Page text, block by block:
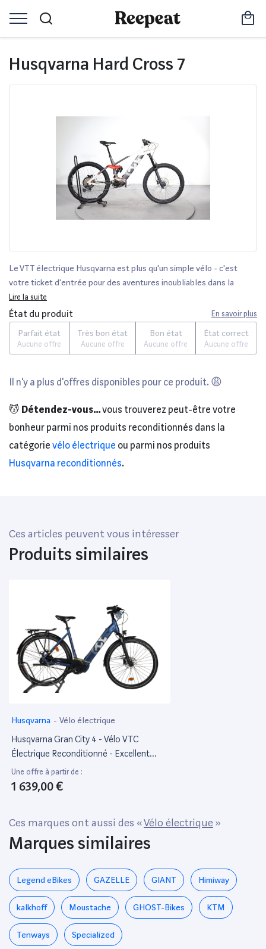
Husqvarna Hard Cross 7
Le VTT électrique Husqvarna est plus qu'un simple vélo - c'est
votre ticket d'entrée pour des aventures inoubliables dans la
nature. Ce puissant VTT électrique a été conçu pour repousser les
limites du tout-terrain et vous offrir une expérience de conduite
incomparable.
Lire la suite
État du produit En savoir plus
Parfait état
Aucune offre
Très bon état
Aucune offre
Bon état
Aucune offre
État correct
Aucune offre
Il n'y a plus d'offres disponibles pour ce produit. 😩
💆 Détendez-vous...vous trouverez peut-être votre
bonheur parmi nos produits reconditionnés dans la
catégorie vélo électrique ou parmi nos produits
Husqvarna reconditionnés.
Ces articles peuvent vous intéresser
Produits similaires
Husqvarna - Vélo électrique
Husqvarna Gran City 4 - Vélo VTC
Électrique Reconditionné - Excellent
État
Une offre à partir de :
1 639,00 €
Ces marques ont aussi des «Vélo électrique »
Marques similaires
Legend eBikes GAZELLE GIANT Himiway
kalkhoff Moustache GHOST-Bikes KTM
Tenways Specialized